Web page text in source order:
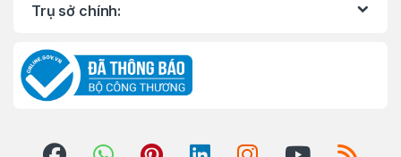
Trụ sở chính: